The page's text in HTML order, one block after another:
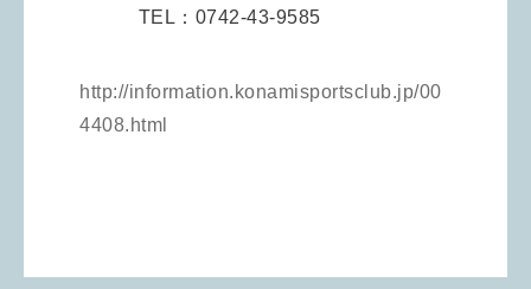
TEL：0742-43-9585
http://information.konamisportsclub.jp/00
4408.html